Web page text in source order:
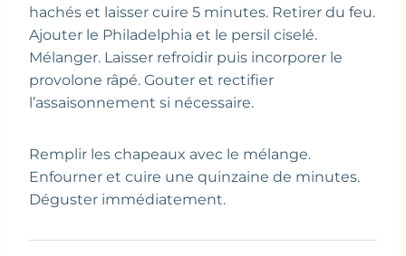
hachés et laisser cuire 5 minutes. Retirer du feu.
Ajouter le Philadelphia et le persil ciselé.
Mélanger. Laisser refroidir puis incorporer le
provolone râpé. Gouter et rectifier
l’assaisonnement si nécessaire.
Remplir les chapeaux avec le mélange.
Enfourner et cuire une quinzaine de minutes.
Déguster immédiatement.